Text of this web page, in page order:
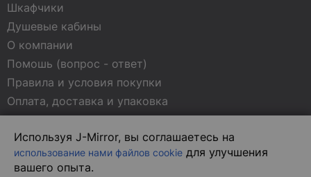
Используя J-Mirror, вы соглашаетесь на
использование нами файлов cookie для улучшения
вашего опыта.
Шкафчики
Душевые кабины
О компании
Помошь (вопрос - ответ)
Правила и условия покупки
Оплата, доставка и упаковка
Контакты
Политика конфиденциальности
Статьи о зеркалах